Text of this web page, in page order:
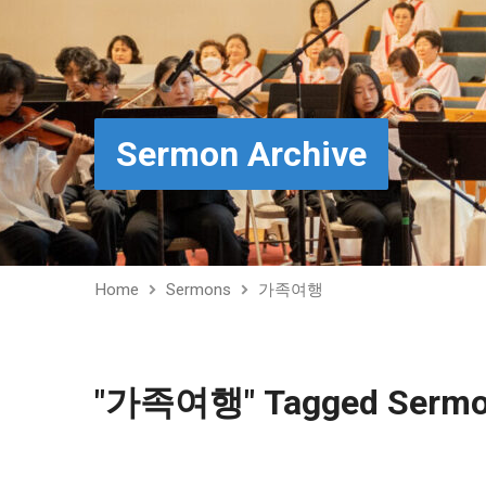
Sermon Archive
Home Sermons 가족여행
"가족여행" Tagged